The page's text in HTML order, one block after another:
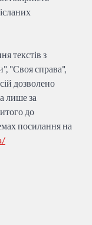
текстів з
"Своя справа",
дозволено
лише за
до
посилання на